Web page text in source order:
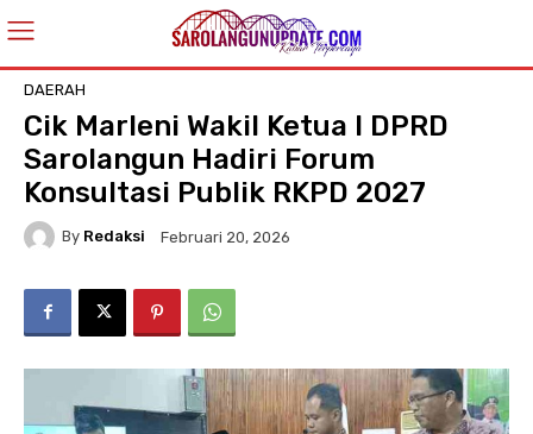
DAERAH
Cik Marleni Wakil Ketua I DPRD
Sarolangun Hadiri Forum
Konsultasi Publik RKPD 2027
By Redaksi Februari 20, 2026